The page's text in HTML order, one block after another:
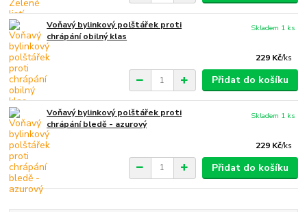
Voňavý bylinkový polštářek proti
chrápání obilný klas
229 Kč/ks
Skladem 1 ks
Přidat do košíku
Voňavý bylinkový polštářek proti
chrápání bledě - azurový
229 Kč/ks
Skladem 1 ks
Přidat do košíku